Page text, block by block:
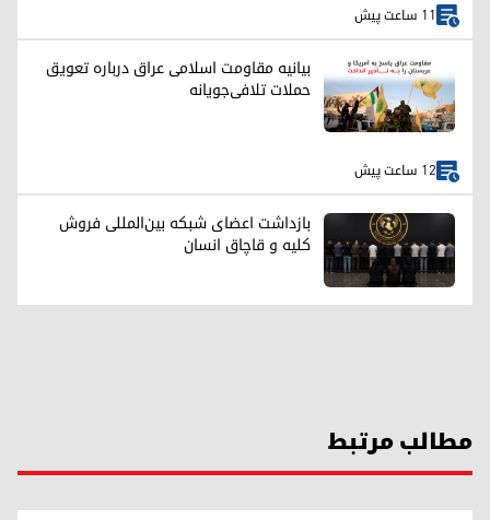
11 ساعت پیش
بیانیه مقاومت اسلامی عراق درباره تعویق
حملات تلافی‌جویانه
12 ساعت پیش
بازداشت اعضای شبکه بین‌المللی فروش
کلیه و قاچاق انسان
مطالب مرتبط